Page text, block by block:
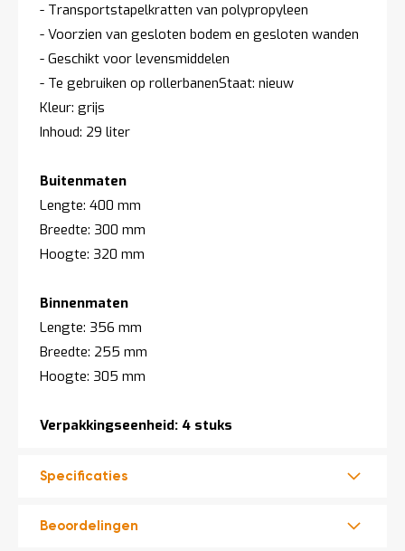
t
account
- Transportstapelkratten van polypropyleen
- Voorzien van gesloten bodem en gesloten wanden
- Geschikt voor levensmiddelen
- Te gebruiken op rollerbanenStaat: nieuw
Kleur: grijs
Inhoud: 29 liter
Buitenmaten
Lengte: 400 mm
Breedte: 300 mm
Hoogte: 320 mm
Binnenmaten
Lengte: 356 mm
Breedte: 255 mm
Hoogte: 305 mm
Verpakkingseenheid: 4 stuks
Specificaties
Beoordelingen